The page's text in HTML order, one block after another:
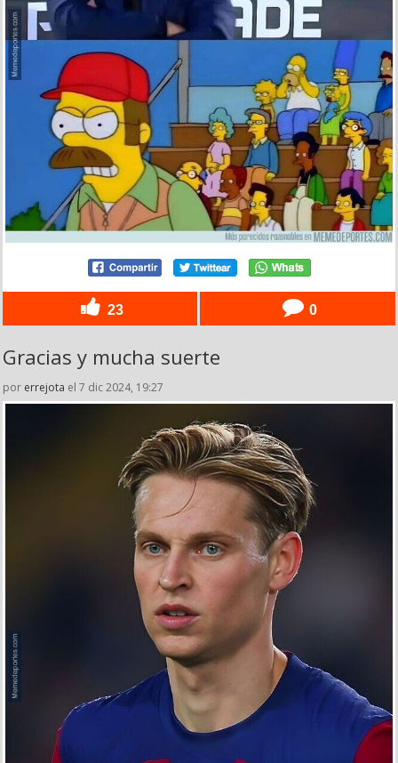
23 0
Gracias y mucha suerte
por errejota el 7 dic 2024, 19:27